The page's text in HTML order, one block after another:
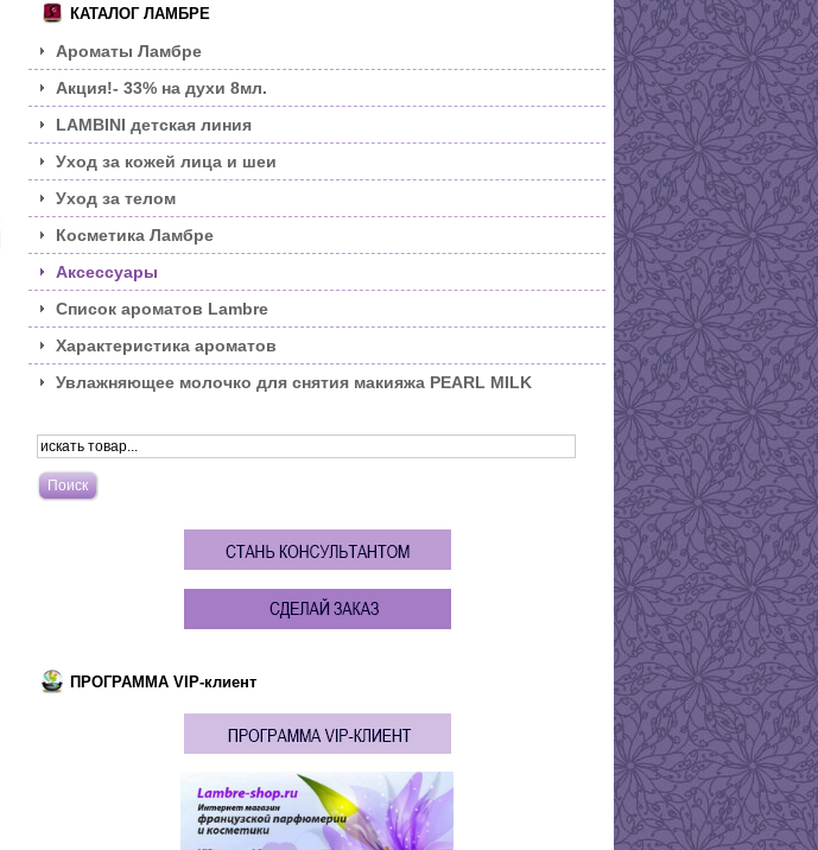
КАТАЛОГ ЛАМБРЕ
Ароматы Ламбре
Акция!- 33% на духи 8мл.
LAMBINI детская линия
Уход за кожей лица и шеи
Уход за телом
Косметика Ламбре
Аксессуары
Список ароматов Lambre
Характеристика ароматов
Увлажняющее молочко для снятия макияжа PEARL MILK
ПРОГРАММА VIP-клиент